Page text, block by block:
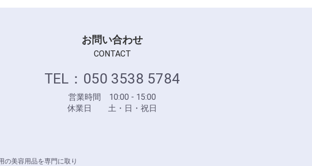
お問い合わせ
CONTACT
TEL：050 3538 5784
営業時間 10:00 - 15:00
休業日 土・日・祝日
の美容用品を専門に取り